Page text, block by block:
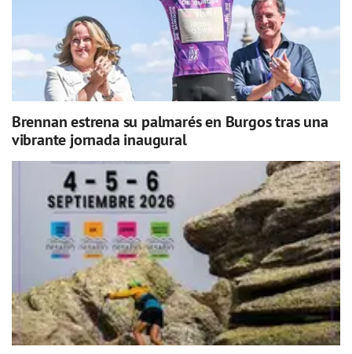
Brennan estrena su palmarés en Burgos tras una
vibrante jornada inaugural